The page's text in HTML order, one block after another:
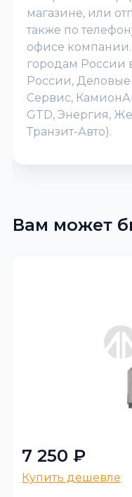
магазине, или
также по
офисе компании.
городам России
России,
Сервис,
GTD, Энергия,
Транзит-Авто).
Вам может
7 250 ₽
Купить дешевле